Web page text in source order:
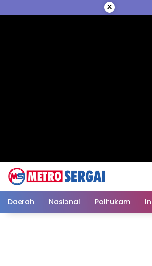
ke
×
Daerah Nasional Polhukam